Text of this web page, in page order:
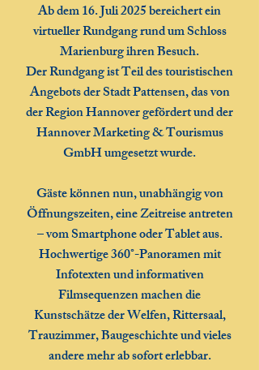
Ab dem 16. Juli 2025 bereichert ein
virtueller Rundgang rund um Schloss
Marienburg ihren Besuch.
Der Rundgang ist Teil des touristischen
Angebots der Stadt Pattensen, das von
der Region Hannover gefördert und der
Hannover Marketing & Tourismus
GmbH umgesetzt wurde.
Gäste können nun, unabhängig von
Öffnungszeiten, eine Zeitreise antreten
– vom Smartphone oder Tablet aus.
Hochwertige 360°-Panoramen mit
Infotexten und informativen
Filmsequenzen machen die
Kunstschätze der Welfen, Rittersaal,
Trauzimmer, Baugeschichte und vieles
andere mehr ab sofort erlebbar.